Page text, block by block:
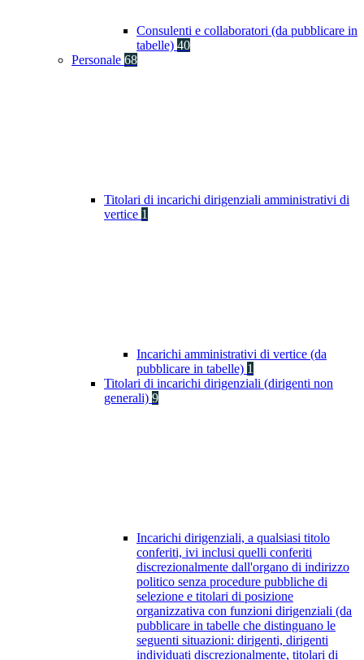
Consulenti e collaboratori (da pubblicare in
tabelle) 40
Personale 68
Titolari di incarichi dirigenziali amministrativi di
vertice 1
Incarichi amministrativi di vertice (da
pubblicare in tabelle) 1
Titolari di incarichi dirigenziali (dirigenti non
generali) 9
Incarichi dirigenziali, a qualsiasi titolo
conferiti, ivi inclusi quelli conferiti
discrezionalmente dall'organo di indirizzo
politico senza procedure pubbliche di
selezione e titolari di posizione
organizzativa con funzioni dirigenziali (da
pubblicare in tabelle che distinguano le
seguenti situazioni: dirigenti, dirigenti
individuati discrezionalmente, titolari di